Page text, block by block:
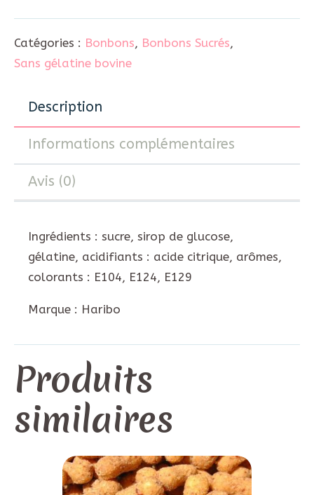
Catégories : Bonbons, Bonbons Sucrés,
Sans gélatine bovine
Description
Informations complémentaires
Avis (0)
Ingrédients : sucre, sirop de glucose,
gélatine, acidifiants : acide citrique, arômes,
colorants : E104, E124, E129
Marque : Haribo
Produits
similaires